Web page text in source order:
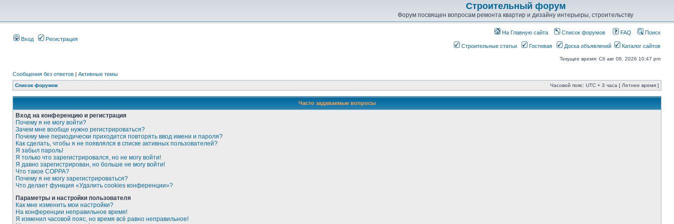
Строительный форум
Форум посвящен вопросам ремонта квартир и дизайну интерьеры, строительству
Вход Регистрация
На Главную сайта Список форумов FAQ Поиск
Строительные статьи Гостевая Доска объявлений Каталог сайтов
Текущее время: Сб авг 08, 2026 10:47 pm
Сообщения без ответов | Активные темы
Список форумов Часовой пояс: UTC + 3 часа [ Летнее время ]
Часто задаваемые вопросы
Вход на конференцию и регистрация
Почему я не могу войти?
Зачем мне вообще нужно регистрироваться?
Почему мне периодически приходится повторять ввод имени и пароля?
Как сделать, чтобы я не появлялся в списке активных пользователей?
Я забыл пароль!
Я только что зарегистрировался, но не могу войти!
Я давно зарегистрирован, но больше не могу войти!
Что такое COPPA?
Почему я не могу зарегистрироваться?
Что делает функция «Удалить cookies конференции»?
Параметры и настройки пользователя
Как мне изменить мои настройки?
На конференции неправильное время!
Я изменил часовой пояс, но время всё равно неправильное!